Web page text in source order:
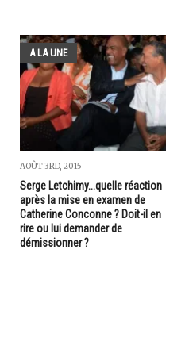
A LA UNE
AOÛT 3RD, 2015
Serge Letchimy...quelle réaction
après la mise en examen de
Catherine Conconne ? Doit-il en
rire ou lui demander de
démissionner ?